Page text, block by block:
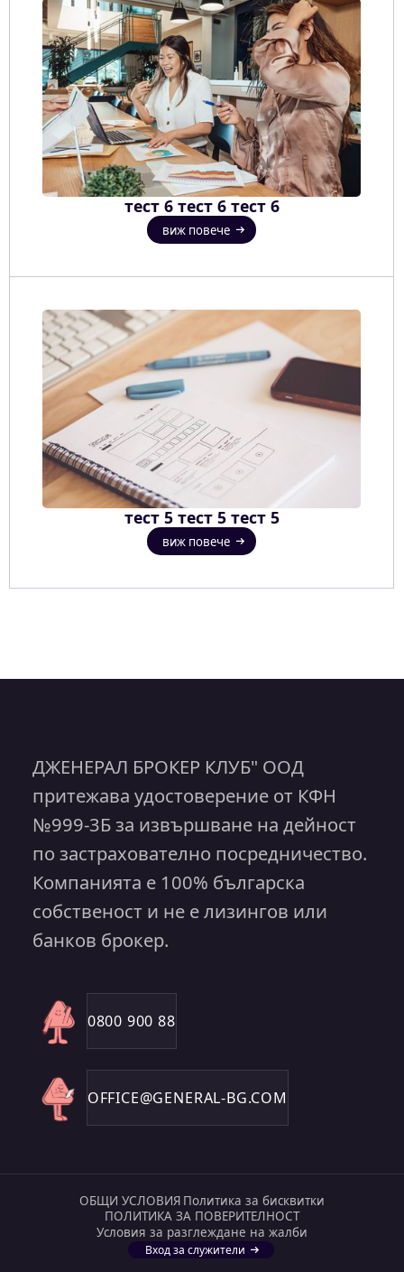
тест 6 тест 6 тест 6
виж повече
тест 5 тест 5 тест 5
виж повече
ДЖЕНЕРАЛ БРОКЕР КЛУБ" ООД
притежава удостоверение от КФН
№999-3Б за извършване на дейност
по застрахователно посредничество.
Компанията е 100% българска
собственост и не е лизингов или
банков брокер.
0800 900 88
OFFICE@GENERAL-BG.COM
ОБЩИ УСЛОВИЯ Политика за бисквитки
ПОЛИТИКА ЗА ПОВЕРИТЕЛНОСТ
Условия за разглеждане на жалби
Вход за служители